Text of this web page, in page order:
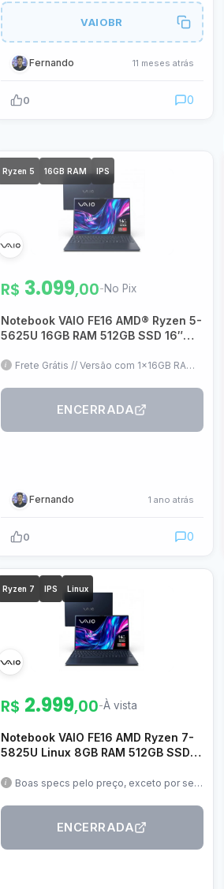
VAIOBR
Fernando 11 meses atrás
0 0
Ryzen 5 16GB RAM IPS
R$ 3.099,00- No Pix
Notebook VAIO FE16 AMD® Ryzen 5-
5625U 16GB RAM 512GB SSD 16″
Grafite – VJFE69F11X-B0711H
Frete Grátis // Versão com 1x16GB RAM
formatar mantendo a garantia) //
Teclado ABNT2 // Garantia 1 ano
ENCERRADA
Fernando 1 ano atrás
0 0
Ryzen 7 IPS Linux
R$ 2.999,00-À vista
Notebook VAIO FE16 AMD Ryzen 7-
5825U Linux 8GB RAM 512GB SSD
VJFE69F11X-B0321H
Boas specs pelo preço, exceto por ser
uma formatação e mais 8gb não
resolvamENCERRADA